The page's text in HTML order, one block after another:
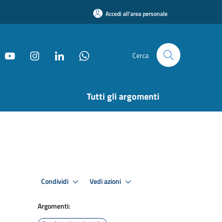
Accedi all'area personale
Cerca
Tutti gli argomenti
Condividi Vedi azioni
Argomenti: